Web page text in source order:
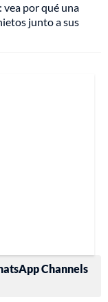
vea por qué una
junto a sus
Channels